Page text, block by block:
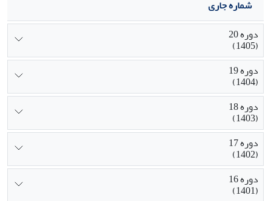
شماره جاری
دوره 20
(1405)
دوره 19
(1404)
دوره 18
(1403)
دوره 17
(1402)
دوره 16
(1401)